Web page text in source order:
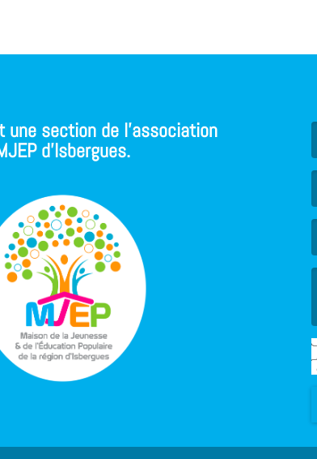
une section de l'association
d'Isbergues.